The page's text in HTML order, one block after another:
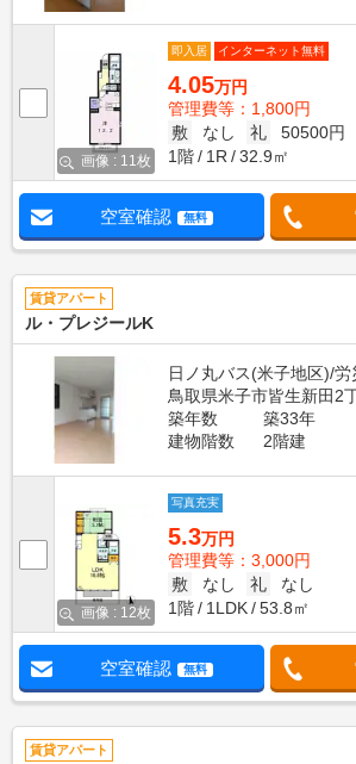
画像 : 11枚
即入居 インターネット無料
4.05万円
管理費等：1,800円
敷
なし 礼
50500円
1階
1R 32.9㎡
空室確認 無料
賃貸アパート
ル・プレジールK
日ノ丸バス(米子地区)/
鳥取県米子市皆生新田2
築年数
築33年
建物階数
2階建
画像 : 12枚
写真充実
5.3万円
管理費等：3,000円
敷
なし 礼
なし
1階
1LDK 53.8㎡
空室確認 無料
賃貸アパート